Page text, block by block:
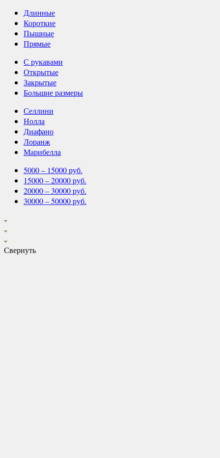
Длинные
Короткие
Пышные
Прямые
С рукавами
Открытые
Закрытые
Большие размеры
Селлини
Нолла
Диафано
Лоранж
Марибелла
5000 – 15000 руб.
15000 – 20000 руб.
20000 – 30000 руб.
30000 – 50000 руб.
Свернуть